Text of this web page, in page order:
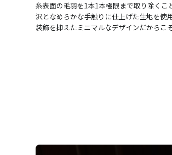
糸表面の毛羽を1本1本極限まで取り除く
沢となめらかな手触りに仕上げた生地を使
装飾を抑えたミニマルなデザインだからこ